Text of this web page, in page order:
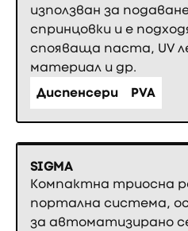
използван за
спринцовки и е
спояваща паста, UV
материал и др.
Диспенсери
PVA
SIGMA
Компактна триосна
портална система,
за автоматизирано